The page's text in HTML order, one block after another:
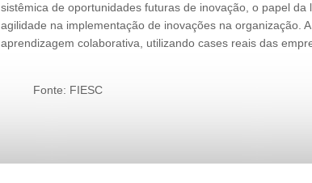
sistêmica de oportunidades futuras de inovação, o papel
agilidade na implementação de inovações na organização.
aprendizagem colaborativa, utilizando cases reais das
Fonte: FIESC